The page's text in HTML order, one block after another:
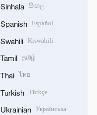
Sinhala සිංහල
Spanish Español
Swahili Kiswahili
Tamil தமிழ்
Thai ไทย
Turkish Türkçe
Ukrainian Українська